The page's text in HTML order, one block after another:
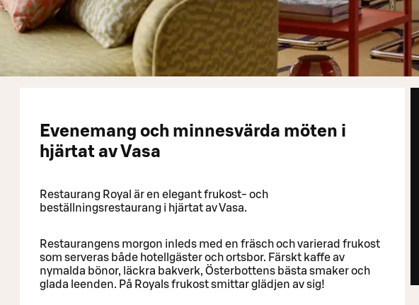
Evenemang och minnesvärda möten i
hjärtat av Vasa
Restaurang Royal är en elegant frukost- och
beställningsrestaurang i hjärtat av Vasa.
Restaurangens morgon inleds med en fräsch och varierad frukost
som serveras både hotellgäster och ortsbor. Färskt kaffe av
nymalda bönor, läckra bakverk, Österbottens bästa smaker och
glada leenden. På Royals frukost smittar glädjen av sig!